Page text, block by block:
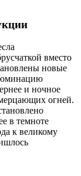
вместо
новые
и ночное
огней.
в темноте
к великому